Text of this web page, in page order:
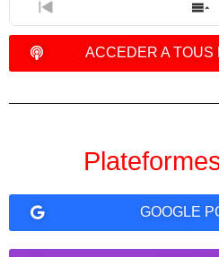
PREVIOUS
EPISODE
ACCEDER A TOUS
GOOGLE